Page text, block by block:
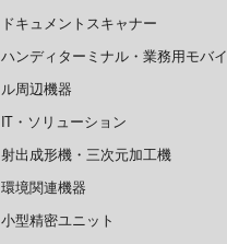
ドキュメントスキャナー
ハンディターミナル・業務用モバイ
ル周辺機器
IT・ソリューション
射出成形機・三次元加工機
環境関連機器
小型精密ユニット